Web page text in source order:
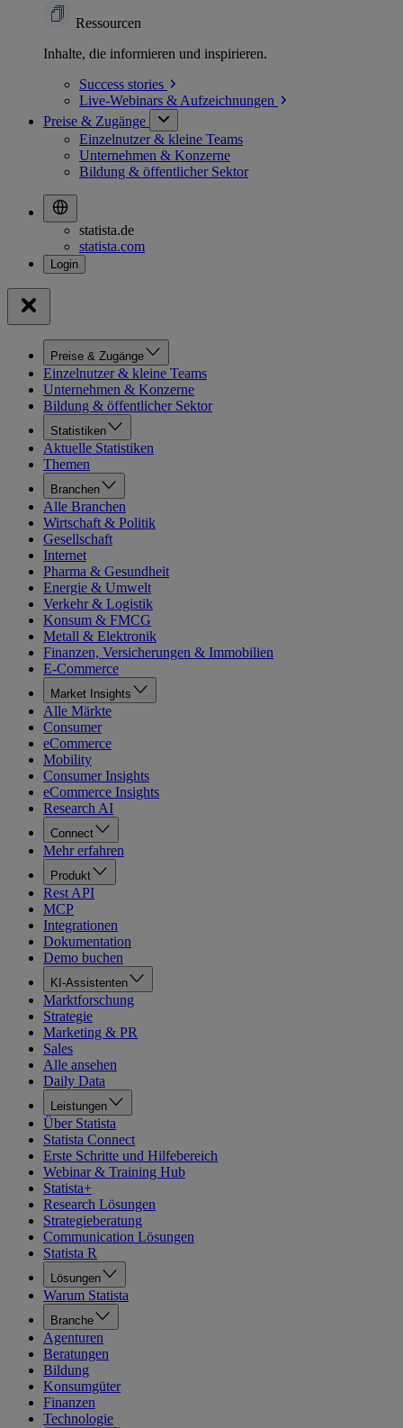
Ressourcen
Inhalte, die informieren und inspirieren.
Success stories
Live-Webinars & Aufzeichnungen
Preise & Zugänge
Einzelnutzer & kleine Teams
Unternehmen & Konzerne
Bildung & öffentlicher Sektor
statista.de
statista.com
Preise & Zugänge
Einzelnutzer & kleine Teams
Unternehmen & Konzerne
Bildung & öffentlicher Sektor
Statistiken
Aktuelle Statistiken
Themen
Branchen
Alle Branchen
Wirtschaft & Politik
Gesellschaft
Internet
Pharma & Gesundheit
Energie & Umwelt
Verkehr & Logistik
Konsum & FMCG
Metall & Elektronik
Finanzen, Versicherungen & Immobilien
E-Commerce
Market Insights
Alle Märkte
Consumer
eCommerce
Mobility
Consumer Insights
eCommerce Insights
Research AI
Connect
Mehr erfahren
Produkt
Rest API
MCP
Integrationen
Dokumentation
Demo buchen
KI-Assistenten
Marktforschung
Strategie
Marketing & PR
Sales
Alle ansehen
Daily Data
Leistungen
Über Statista
Statista Connect
Erste Schritte und Hilfebereich
Webinar & Training Hub
Statista+
Research Lösungen
Strategieberatung
Communication Lösungen
Statista R
Lösungen
Warum Statista
Branche
Agenturen
Beratungen
Bildung
Konsumgüter
Finanzen
Technologie